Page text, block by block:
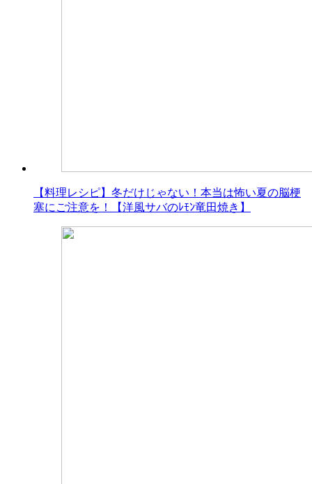
【料理レシピ】冬だけじゃない！本当は怖い夏の脳梗
塞にご注意を！【洋風サバのﾚﾓﾝ竜田焼き】